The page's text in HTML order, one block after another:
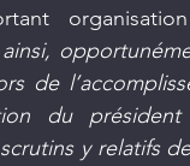
ainsi,
de
du
y relatifs